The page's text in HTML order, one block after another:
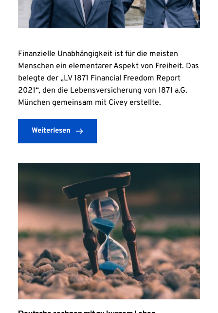
Finanzielle Unabhängigkeit ist für die meisten
Menschen ein elementarer Aspekt von Freiheit. Das
belegte der „LV 1871 Financial Freedom Report
2021“, den die Lebensversicherung von 1871 a.G.
München gemeinsam mit Civey erstellte.
Weiterlesen